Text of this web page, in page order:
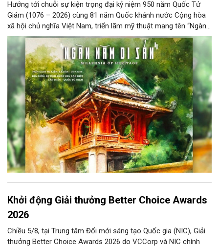
Hướng tới chuỗi sự kiện trọng đại kỷ niệm 950 năm Quốc Tử
Giám (1076 – 2026) cùng 81 năm Quốc khánh nước Cộng hòa
xã hội chủ nghĩa Việt Nam, triển lãm mỹ thuật mang tên “Ngàn
năm di sản” sẽ chính thức khai mạc vào ngày 8/8 tại Nhà Thái
Học, Di tích Quốc gia đặc biệt Văn Miếu – Quốc Tử Giám. Sự
kiện kéo dài đến ngày 25/9/2026 hứa hẹn trở thành điểm đến
văn hóa đầy sức hút, góp phần làm phong phú đời sống nghệ
thuật của Thủ đô trong mùa thu này.
Khởi động Giải thưởng Better Choice Awards
2026
Chiều 5/8, tại Trung tâm Đổi mới sáng tạo Quốc gia (NIC), Giải
thưởng Better Choice Awards 2026 do VCCorp và NIC chính